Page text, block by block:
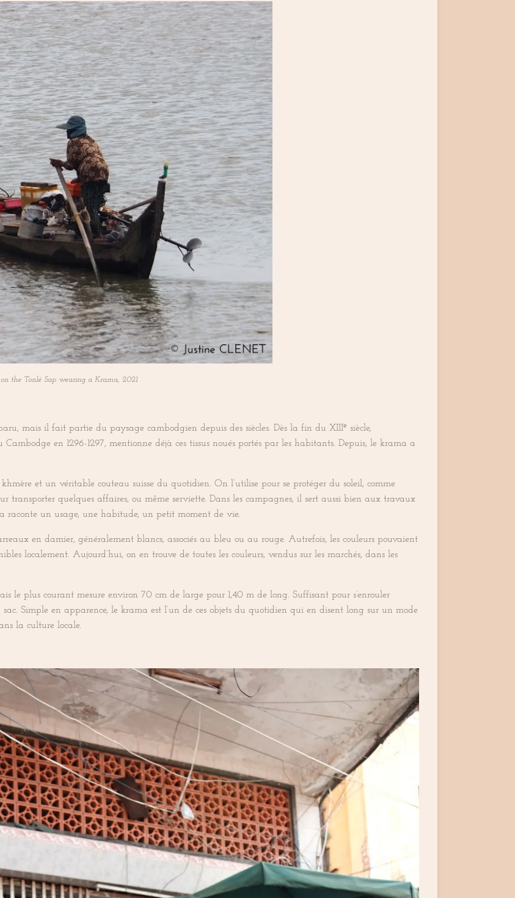
the Tonlé Sap wearing a Krama, 2021
mais il fait partie du paysage cambodgien depuis des siècles. Dès la fin du XIIIᵉ siècle,
en 1296-1297, mentionne déjà ces tissus noués portés par les habitants. Depuis, le krama a
et un véritable couteau suisse du quotidien. On l’utilise pour se protéger du soleil, comme
transporter quelques affaires, ou même serviette. Dans les campagnes, il sert aussi bien aux travaux
raconte un usage, une habitude, un petit moment de vie.
en damier, généralement blancs, associés au bleu ou au rouge. Autrefois, les couleurs pouvaient
localement. Aujourd’hui, on en trouve de toutes les couleurs, vendus sur les marchés, dans les
le plus courant mesure environ 70 cm de large pour 1,40 m de long. Suffisant pour s’enrouler
Simple en apparence, le krama est l’un de ces objets du quotidien qui en disent long sur un mode
la culture locale.